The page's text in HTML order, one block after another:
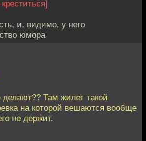
и, видимо, у него
юмора
делают?? Там жилет такой
на которой вешаются вообще
не держит.